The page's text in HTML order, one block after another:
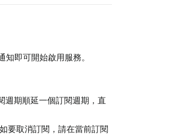
即可開始啟用服務。
週期順延一個訂閱週期，直
要取消訂閱，請在當前訂閱